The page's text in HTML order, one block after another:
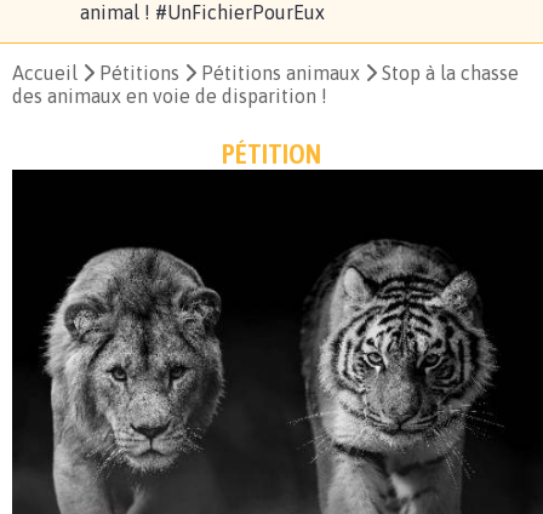
animal ! #UnFichierPourEux
Accueil Pétitions Pétitions animaux
Stop à la chasse
des animaux en voie de disparition !
PÉTITION